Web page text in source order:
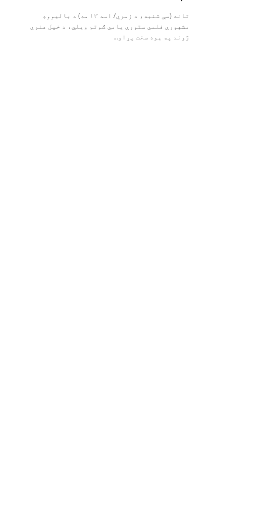
تاند (سې شنبه، د زمري/ اسد ۱۳ مه) د بالیووډ
مشهورې فلمي ستورې یامي ګوتم ویلي، د خپل هنري
ژوند په یوه سخت پړاو...